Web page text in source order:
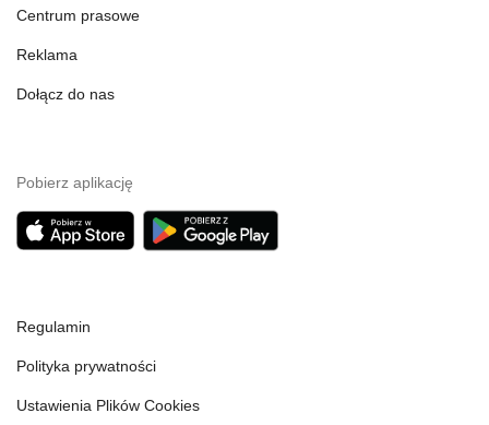
Centrum prasowe
Reklama
Dołącz do nas
Pobierz aplikację
Regulamin
Polityka prywatności
Ustawienia Plików Cookies